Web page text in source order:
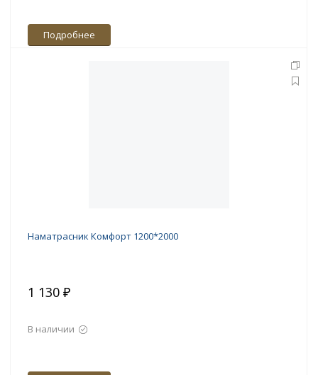
Подробнее
Наматрасник Комфорт 1200*2000
1 130 ₽
В наличии